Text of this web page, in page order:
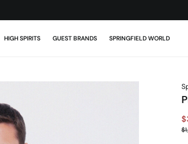
HIGH SPIRITS GUEST BRANDS SPRINGFIELD WORLD